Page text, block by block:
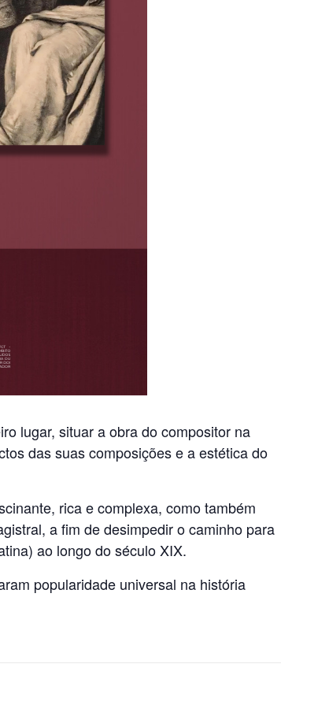
lugar, situar a obra do compositor na
das suas composições e a estética do
rica e complexa, como também
a fim de desimpedir o caminho para
ao longo do século XIX.
popularidade universal na história